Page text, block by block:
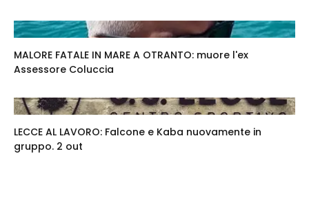
MALORE FATALE IN MARE A OTRANTO: muore l'ex
Assessore Coluccia
LECCE AL LAVORO: Falcone e Kaba nuovamente in
gruppo. 2 out